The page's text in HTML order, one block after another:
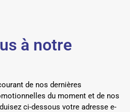
à notre
de nos dernières
du moment et de nos
ci-dessous votre adresse e-